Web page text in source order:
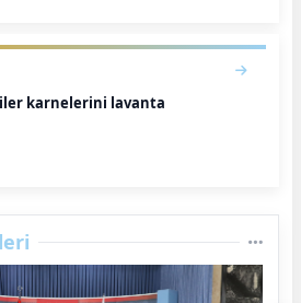
karnelerini lavanta